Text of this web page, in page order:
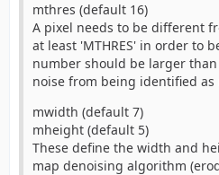
mthres (default 16)
A pixel needs to be different
at least 'MTHRES' in order to
number should be larger
noise from being identified as
mwidth (default 7)
mheight (default 5)
These define the width and
map denoising algorithm